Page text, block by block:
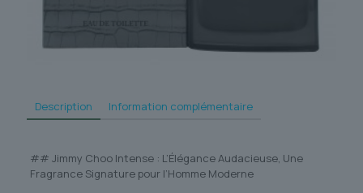
Description Information complémentaire
## Jimmy Choo Intense : L’Élégance Audacieuse, Une
Fragrance Signature pour l’Homme Moderne